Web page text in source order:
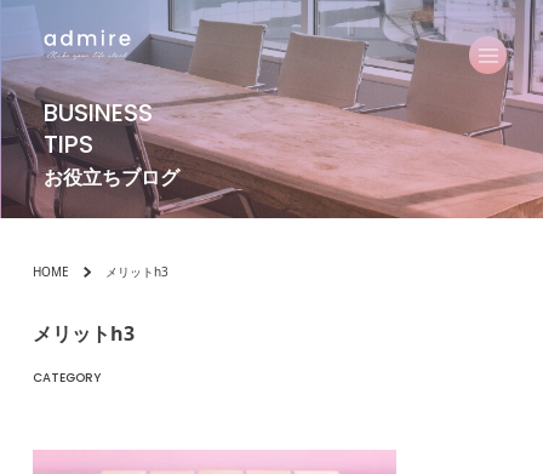
BUSINESS
TIPS
お役立ちブログ
HOME メリットh3
メリットh3
CATEGORY